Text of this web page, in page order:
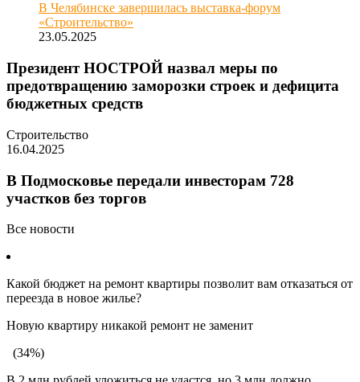
В Челябинске завершилась выставка-форум
«Строительство»
23.05.2025
Президент НОСТРОЙ назвал меры по
предотвращению заморозки строек и дефицита
бюджетных средств
Строительство
16.04.2025
В Подмосковье передали инвесторам 728
участков без торгов
Все новости
Какой бюджет на ремонт квартиры позволит вам отказаться от
переезда в новое жилье?
Новую квартиру никакой ремонт не заменит
(34%)